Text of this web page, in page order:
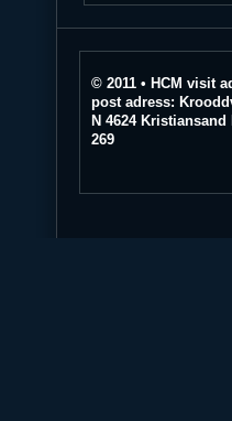
© 2011 • HCM visit
post adress:
N 4624 Kristiansand
269